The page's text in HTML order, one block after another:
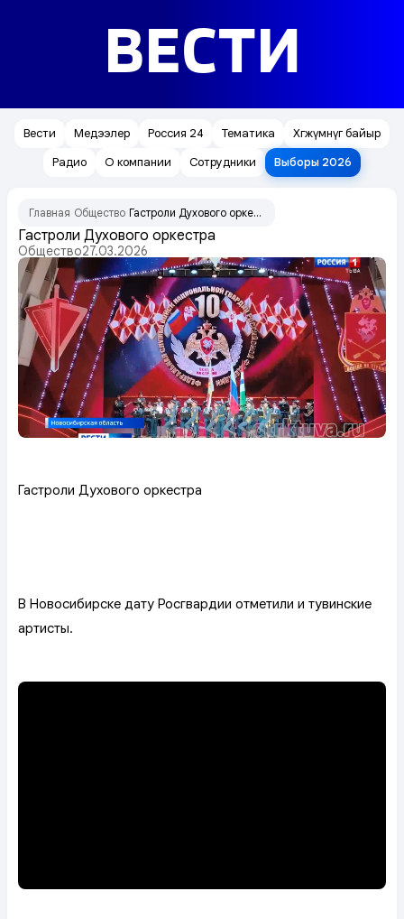
ВЕСТИ
Вести Медээлер Россия 24 Тематика
Хөгжүмнүг байыр
Радио
О компании Сотрудники Выборы 2026
Главная Общество Гастроли Духового оркестра
Гастроли Духового оркестра
Общество27.03.2026
Гастроли Духового оркестра
В Новосибирске дату Росгвардии отметили и тувинские
артисты.